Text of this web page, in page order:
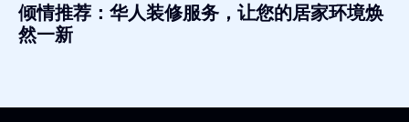
倾情推荐：华人装修服务，让您的居家环境焕
然一新